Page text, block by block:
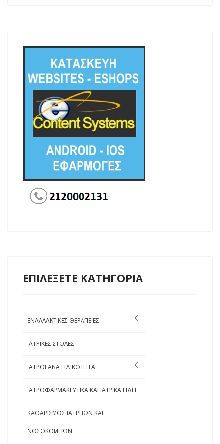
ΕΠΙΛΕΞΕΤΕ ΚΑΤΗΓΟΡΙΑ
ΕΝΑΛΛΑΚΤΙΚΕΣ ΘΕΡΑΠΕΙΕΣ
ΙΑΤΡΙΚΕΣ ΣΤΟΛΕΣ
ΙΑΤΡΟΙ ΑΝΑ ΕΙΔΙΚΟΤΗΤΑ
ΙΑΤΡΟΦΑΡΜΑΚΕΥΤΙΚΑ ΚΑΙ ΙΑΤΡΙΚΑ ΕΙΔΗ
ΚΑΘΑΡΙΣΜΟΣ ΙΑΤΡΕΙΩΝ ΚΑΙ
ΝΟΣΟΚΟΜΕΙΩΝ